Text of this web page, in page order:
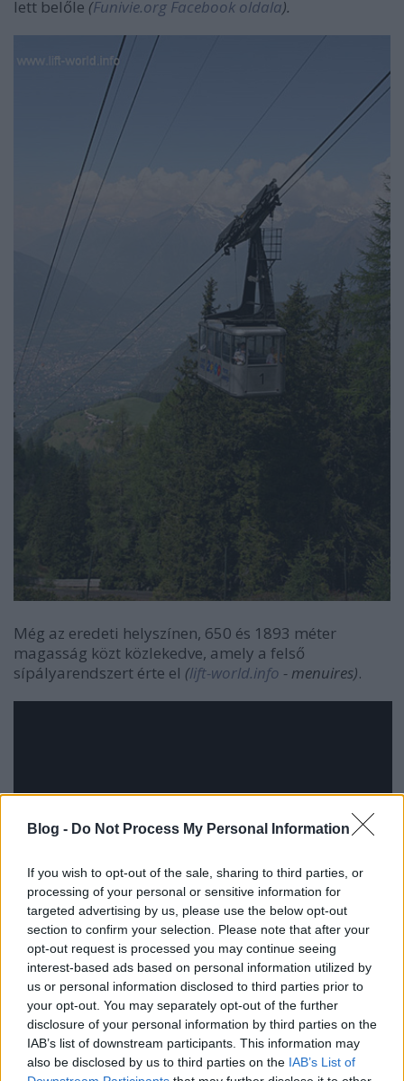
Blog - Do Not Process My Personal Information
If you wish to opt-out of the sale, sharing to third parties, or
processing of your personal or sensitive information for
targeted advertising by us, please use the below opt-out
section to confirm your selection. Please note that after your
opt-out request is processed you may continue seeing
interest-based ads based on personal information utilized by
us or personal information disclosed to third parties prior to
your opt-out. You may separately opt-out of the further
disclosure of your personal information by third parties on the
IAB’s list of downstream participants. This information may
also be disclosed by us to third parties on the IAB’s List of
lett belőle (Funivie.org Facebook oldala).
Még az eredeti helyszínen, 650 és 1893 méter
magasság közt közlekedve, amely a felső
sípályarendszert érte el (lift-world.info - menuires).
A régi kötélpálya lebontása, valamint az új felépítése
3 perc 40 másodpercbenösszesűrítve.